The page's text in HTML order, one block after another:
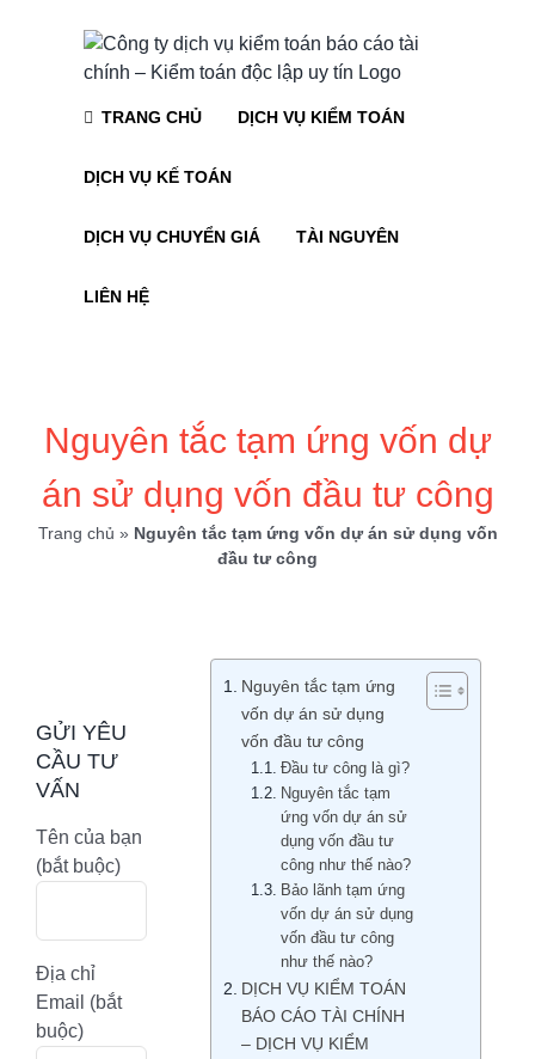
TRANG CHỦ DỊCH VỤ KIỂM TOÁN
DỊCH VỤ KẾ TOÁN
DỊCH VỤ CHUYỂN GIÁ TÀI NGUYÊN
LIÊN HỆ
Nguyên tắc tạm ứng vốn dự
án sử dụng vốn đầu tư công
Trang chủ » Nguyên tắc tạm ứng vốn dự án sử dụng vốn
đầu tư công
Nguyên tắc tạm ứng
vốn dự án sử dụng
vốn đầu tư công
Đầu tư công là gì?
Nguyên tắc tạm
ứng vốn dự án sử
dụng vốn đầu tư
công như thế nào?
Bảo lãnh tạm ứng
vốn dự án sử dụng
vốn đầu tư công
như thế nào?
DỊCH VỤ KIỂM TOÁN
BÁO CÁO TÀI CHÍNH
– DỊCH VỤ KIỂM
GỬI YÊU
CẦU TƯ
VẤN
Tên của bạn
(bắt buộc)
Địa chỉ
Email (bắt
buộc)